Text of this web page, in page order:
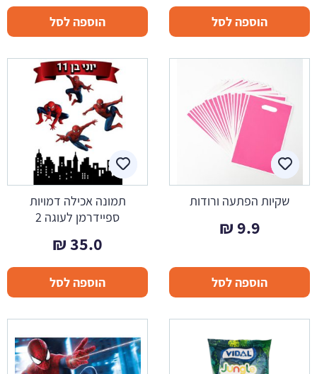
הוספה לסל הוספה לסל
שקיות הפתעה ורודות
9.9
₪
הוספה לסל
תמונה אכילה דמויות
ספיידרמן לעוגה 2
35.0
₪
הוספה לסל